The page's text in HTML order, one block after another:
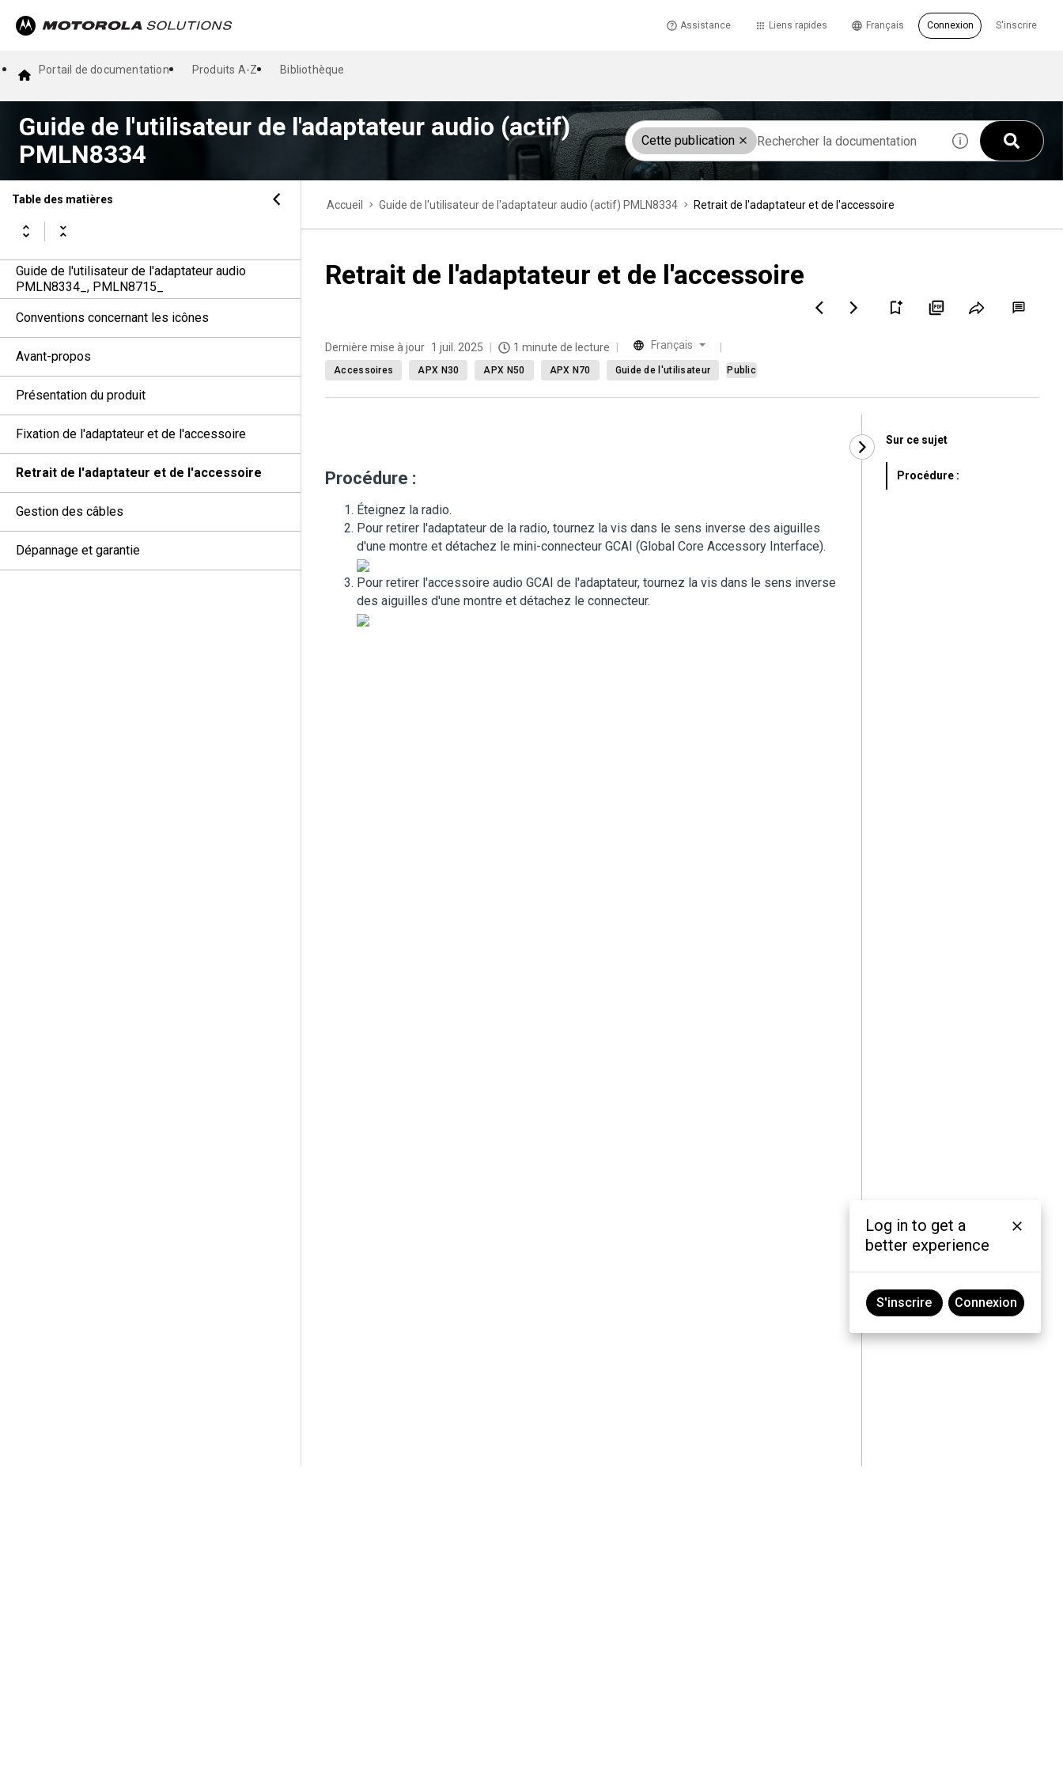
Assistance Liens rapides S'inscrire
Français Connexion
Portail de documentation Produits A-Z Bibliothèque
Guide de l'utilisateur de l'adaptateur audio (actif)
PMLN8334
Cette publication
Table des matières
Guide de l'utilisateur de l'adaptateur audio
PMLN8334_, PMLN8715_
Conventions concernant les icônes
Avant-propos
Présentation du produit
Fixation de l'adaptateur et de l'accessoire
Retrait de l'adaptateur et de l'accessoire
Gestion des câbles
Dépannage et garantie
Accueil Guide de l'utilisateur de l'adaptateur audio (actif) PMLN8334 Retrait de l'adaptateur et de l'accessoire
Retrait de l'adaptateur et de l'accessoire
Dernière mise à jour 1 juil. 2025 1 minute de lecture Français
Accessoires APX N30 APX N50 APX N70 Guide de l'utilisateur Public
Procédure :
Éteignez la radio.
Pour retirer l'adaptateur de la radio, tournez la vis dans le sens inverse des aiguilles
d'une montre et détachez le mini-connecteur GCAI (Global Core Accessory Interface).
Pour retirer l'accessoire audio GCAI de l'adaptateur, tournez la vis dans le sens inverse
des aiguilles d'une montre et détachez le connecteur.
Sur ce sujet
Procédure :
Log in to get a
better experience
S'inscrire Connexion